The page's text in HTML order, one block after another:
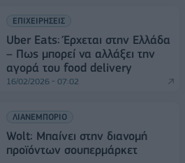
ΕΠΙΧΕΙΡΗΣΕΙΣ
Uber Eats: Έρχεται στην Ελλάδα
– Πως μπορεί να αλλάξει την
αγορά του food delivery
16/02/2026 - 07:02
ΛΙΑΝΕΜΠΟΡΙΟ
Wolt: Μπαίνει στην διανομή
προϊόντων σουπερμάρκετ